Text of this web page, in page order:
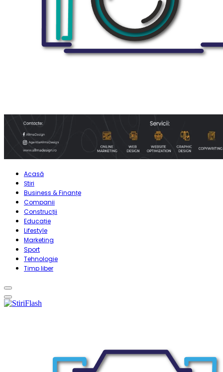
Acasă
Știri
Business & Finanțe
Companii
Construcții
Educație
Lifestyle
Marketing
Sport
Tehnologie
Timp liber